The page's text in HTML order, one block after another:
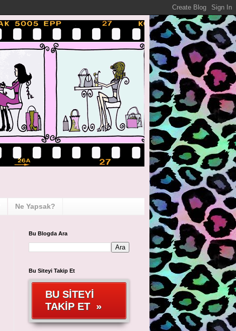
Ne Yapsak?
Bu Blogda Ara
Bu Siteyi Takip Et
BU SİTEYİ
TAKİP ET »